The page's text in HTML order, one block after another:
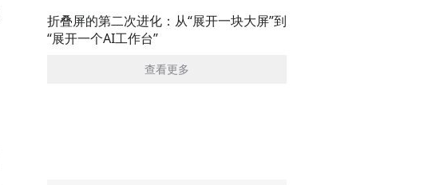
折叠屏的第二次进化：从“展开一块大屏”到
“展开一个AI工作台”
查看更多